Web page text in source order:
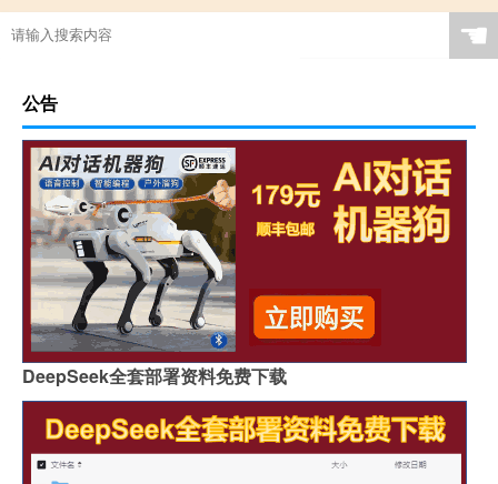
☚
公告
DeepSeek全套部署资料免费下载